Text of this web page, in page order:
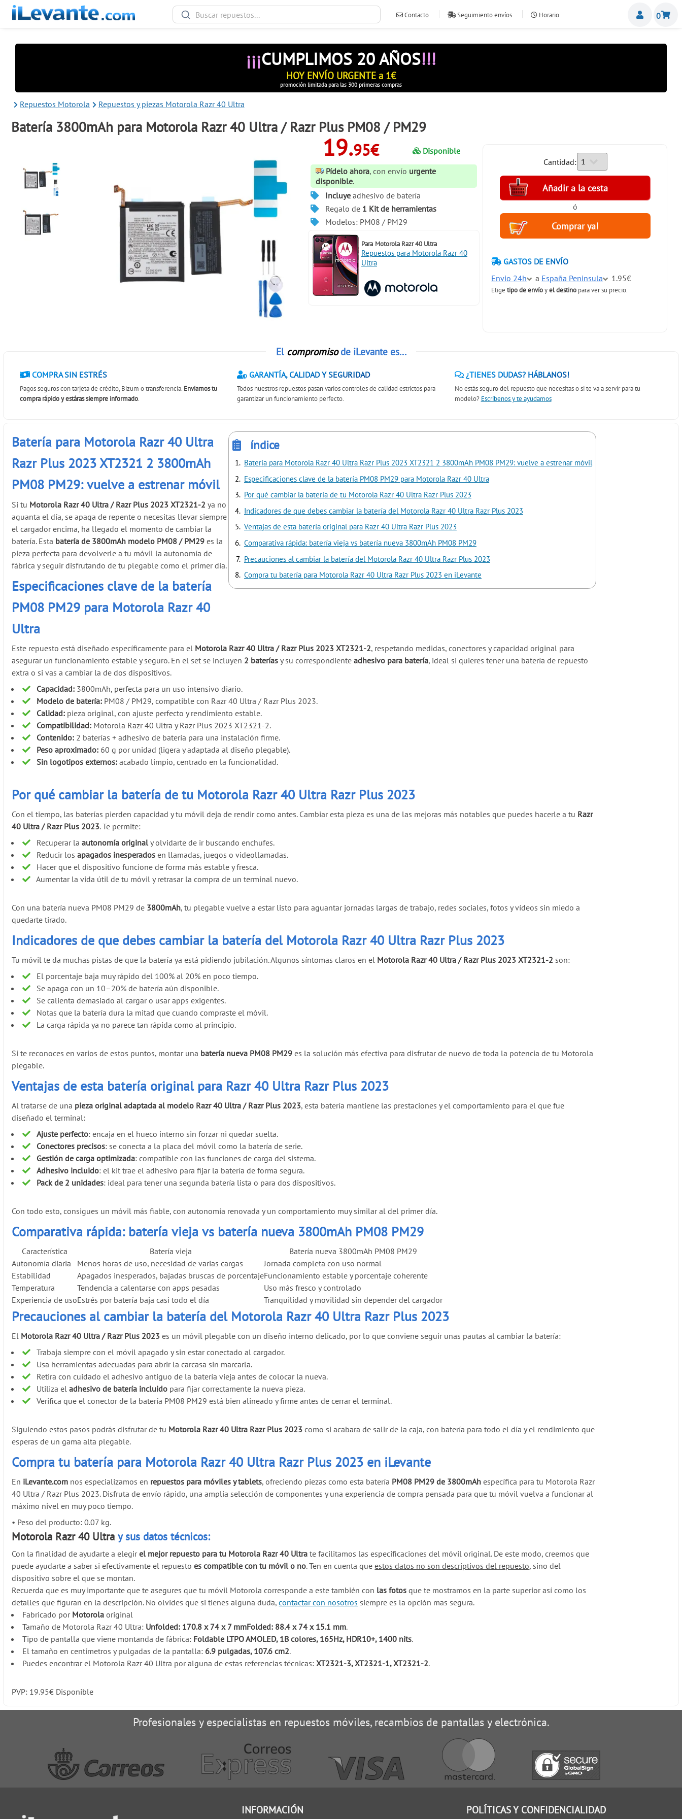
Contacto Seguimiento envíos Horario
ventas@ilevante.com
0
¡¡¡CUMPLIMOS 20 AÑOS!!!
HOY ENVÍO URGENTE a 1€
promoción limitada para las 300 primeras compras
Repuestos Motorola Repuestos y piezas Motorola Razr 40 Ultra
Batería 3800mAh para Motorola Razr 40 Ultra / Razr Plus PM08 / PM29
19.95€
Disponible
Pídelo ahora, con envío urgente
disponible.
Incluyeadhesivo de batería
Regalo de 1 Kit de herramientas
Modelos: PM08 / PM29
Para Motorola Razr 40 Ultra
Repuestos para Motorola Razr 40
Ultra
Cantidad:
ó
GASTOS DE ENVÍO
Envio 24h
a España Peninsula 1.95€
Eligetipo de envíoyel destino para ver su precio.
El compromisode iLevante es...
COMPRA SIN ESTRÉS
Pagos seguros con tarjeta de crédito, Bizum o transferencia. Enviamos tu
compra rápido y estáras siempre informado.
GARANTÍA, CALIDAD Y SEGURIDAD
Todos nuestros repuestos pasan varios controles de calidad estrictos para
garantizar un funcionamiento perfecto.
¿TIENES DUDAS? HÁBLANOS!
No estás seguro del repuesto que necesitas o si te va a servir para tu
modelo? Escríbenos y te ayudamos
índice
Batería para Motorola Razr 40 Ultra Razr Plus 2023 XT2321 2 3800mAh PM08 PM29: vuelve a estrenar móvil
Especificaciones clave de la batería PM08 PM29 para Motorola Razr 40 Ultra
Por qué cambiar la batería de tu Motorola Razr 40 Ultra Razr Plus 2023
Indicadores de que debes cambiar la batería del Motorola Razr 40 Ultra Razr Plus 2023
Ventajas de esta batería original para Razr 40 Ultra Razr Plus 2023
Comparativa rápida: batería vieja vs batería nueva 3800mAh PM08 PM29
Precauciones al cambiar la batería del Motorola Razr 40 Ultra Razr Plus 2023
Compra tu batería para Motorola Razr 40 Ultra Razr Plus 2023 en iLevante
Batería para Motorola Razr 40 Ultra
Razr Plus 2023 XT2321 2 3800mAh
PM08 PM29: vuelve a estrenar móvil
Si tu Motorola Razr 40 Ultra / Razr Plus 2023 XT2321-2 ya no
aguanta el día, se apaga de repente o necesitas llevar siempre
el cargador encima, ha llegado el momento de cambiar la
batería. Esta batería de 3800mAh modelo PM08 / PM29 es la
pieza perfecta para devolverle a tu móvil la autonomía de
fábrica y seguir disfrutando de tu plegable como el primer día.
Especificaciones clave de la batería
PM08 PM29 para Motorola Razr 40
Ultra
Este repuesto está diseñado específicamente para el Motorola Razr 40 Ultra / Razr Plus 2023 XT2321-2, respetando medidas, conectores y capacidad original para
asegurar un funcionamiento estable y seguro. En el set se incluyen 2 baterías y su correspondienteadhesivo para batería, ideal si quieres tener una batería de repuesto
extra o si vas a cambiar la de dos dispositivos.
Capacidad: 3800mAh, perfecta para un uso intensivo diario.
Modelo de batería: PM08 / PM29, compatible con Razr 40 Ultra / Razr Plus 2023.
Calidad: pieza original, con ajuste perfecto y rendimiento estable.
Compatibilidad: Motorola Razr 40 Ultra y Razr Plus 2023 XT2321-2.
Contenido: 2 baterías + adhesivo de batería para una instalación firme.
Peso aproximado: 60 g por unidad (ligera y adaptada al diseño plegable).
Sin logotipos externos: acabado limpio, centrado en la funcionalidad.
Por qué cambiar la batería de tu Motorola Razr 40 Ultra Razr Plus 2023
Con el tiempo, las baterías pierden capacidad y tu móvil deja de rendir como antes. Cambiar esta pieza es una de las mejoras más notables que puedes hacerle a tu Razr
40 Ultra / Razr Plus 2023. Te permite:
Recuperar laautonomía original y olvidarte de ir buscando enchufes.
Reducir losapagados inesperados en llamadas, juegos o videollamadas.
Hacer que el dispositivo funcione de forma más estable y fresca.
Aumentar la vida útil de tu móvil y retrasar la compra de un terminal nuevo.
Con una batería nueva PM08 PM29 de 3800mAh, tu plegable vuelve a estar listo para aguantar jornadas largas de trabajo, redes sociales, fotos y vídeos sin miedo a
quedarte tirado.
Indicadores de que debes cambiar la batería del Motorola Razr 40 Ultra Razr Plus 2023
Tu móvil te da muchas pistas de que la batería ya está pidiendo jubilación. Algunos síntomas claros en el Motorola Razr 40 Ultra / Razr Plus 2023 XT2321-2 son:
El porcentaje baja muy rápido del 100% al 20% en poco tiempo.
Se apaga con un 10–20% de batería aún disponible.
Se calienta demasiado al cargar o usar apps exigentes.
Notas que la batería dura la mitad que cuando compraste el móvil.
La carga rápida ya no parece tan rápida como al principio.
Si te reconoces en varios de estos puntos, montar una batería nueva PM08 PM29 es la solución más efectiva para disfrutar de nuevo de toda la potencia de tu Motorola
plegable.
Ventajas de esta batería original para Razr 40 Ultra Razr Plus 2023
Al tratarse de una pieza original adaptada al modelo Razr 40 Ultra / Razr Plus 2023, esta batería mantiene las prestaciones y el comportamiento para el que fue
diseñado el terminal:
Ajuste perfecto: encaja en el hueco interno sin forzar ni quedar suelta.
Conectores precisos: se conecta a la placa del móvil como la batería de serie.
Gestión de carga optimizada: compatible con las funciones de carga del sistema.
Adhesivo incluido: el kit trae el adhesivo para fijar la batería de forma segura.
Pack de 2 unidades: ideal para tener una segunda batería lista o para dos dispositivos.
Con todo esto, consigues un móvil más fiable, con autonomía renovada y un comportamiento muy similar al del primer día.
Comparativa rápida: batería vieja vs batería nueva 3800mAh PM08 PM29
Característica Batería vieja
Batería nueva 3800mAh PM08 PM29
Autonomía diaria
Menos horas de uso, necesidad de varias cargas
Jornada completa con uso normal
Estabilidad
Apagados inesperados, bajadas bruscas de porcentajeFuncionamiento estable y porcentaje coherente
Temperatura
Tendencia a calentarse con apps pesadas
Uso más fresco y controlado
Experiencia de usoEstrés por batería baja casi todo el día Tranquilidad y movilidad sin depender del cargador
Precauciones al cambiar la batería del Motorola Razr 40 Ultra Razr Plus 2023
El Motorola Razr 40 Ultra / Razr Plus 2023 es un móvil plegable con un diseño interno delicado, por lo que conviene seguir unas pautas al cambiar la batería:
Trabaja siempre con el móvil apagado y sin estar conectado al cargador.
Usa herramientas adecuadas para abrir la carcasa sin marcarla.
Retira con cuidado el adhesivo antiguo de la batería vieja antes de colocar la nueva.
Utiliza eladhesivo de batería incluido para fijar correctamente la nueva pieza.
Verifica que el conector de la batería PM08 PM29 está bien alineado y firme antes de cerrar el terminal.
Siguiendo estos pasos podrás disfrutar de tu Motorola Razr 40 Ultra Razr Plus 2023 como si acabara de salir de la caja, con batería para todo el día y el rendimiento que
esperas de un gama alta plegable.
Compra tu batería para Motorola Razr 40 Ultra Razr Plus 2023 en iLevante
En iLevante.com nos especializamos en repuestos para móviles y tablets, ofreciendo piezas como esta batería PM08 PM29 de 3800mAh específica para tu Motorola Razr
40 Ultra / Razr Plus 2023. Disfruta de envío rápido, una amplia selección de componentes y una experiencia de compra pensada para que tu móvil vuelva a funcionar al
máximo nivel en muy poco tiempo.
• Peso del producto: 0.07 kg.
Motorola Razr 40 Ultra y sus datos técnicos:
Con la finalidad de ayudarte a elegirel mejor repuesto para tu Motorola Razr 40 Ultra te facilitamos las especificaciones del móvil original. De este modo, creemos que
puede ayudarte a saber si efectivamente el repuestoes compatible con tu móvil o no. Ten en cuenta queestos datos no son descriptivos del repuesto, sino del
dispositivo sobre el que se montan.
Recuerda que es muy importante que te asegures que tu móvil Motorola corresponde a este también con las fotos que te mostramos en la parte superior así como los
detalles que figuran en la descripción. No olvides que si tienes alguna duda,contactar con nosotros siempre es la opción mas segura.
Fabricado por Motorola original
Tamaño de Motorola Razr 40 Ultra: Unfolded: 170.8 x 74 x 7 mmFolded: 88.4 x 74 x 15.1 mm.
Tipo de pantalla que viene montanda de fábrica: Foldable LTPO AMOLED, 1B colores, 165Hz, HDR10+, 1400 nits.
El tamaño en centímetros y pulgadas de la pantalla: 6.9 pulgadas, 107.6 cm2.
Puedes encontrar el Motorola Razr 40 Ultra por alguna de estas referencias técnicas:XT2321-3, XT2321-1, XT2321-2.
PVP: 19.95€ Disponible
Profesionales y especialistas en repuestos móviles, recambios de pantallas y electrónica.
INFORMACIÓN POLÍTICAS Y CONFIDENCIALIDAD